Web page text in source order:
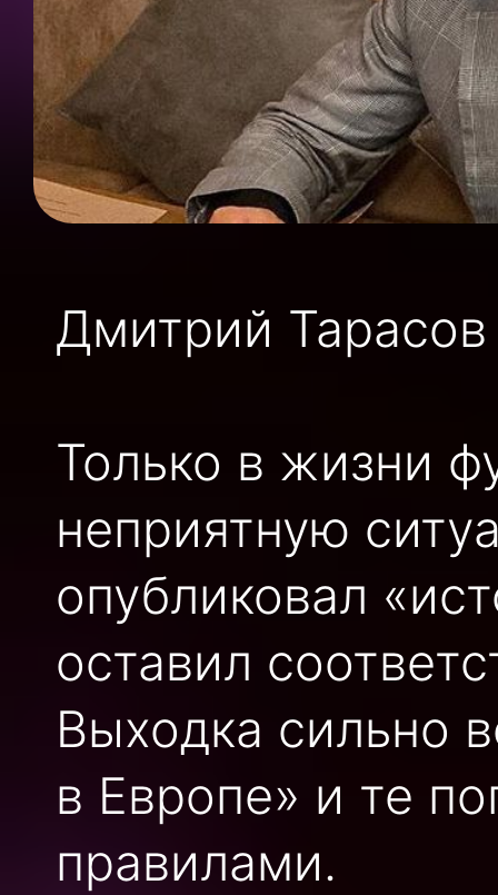
Дмитрий Тарасов
Только в жизни
неприятную
опубликовал
оставил
Выходка сильно
в Европе» и те
правилами.